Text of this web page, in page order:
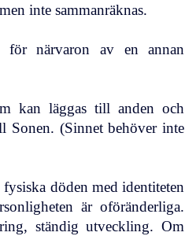
inte sammanräknas.
för närvaron av en annan
kan läggas till anden och
Sonen. (Sinnet behöver inte
döden med identiteten
är oföränderliga.
ständig utveckling. Om